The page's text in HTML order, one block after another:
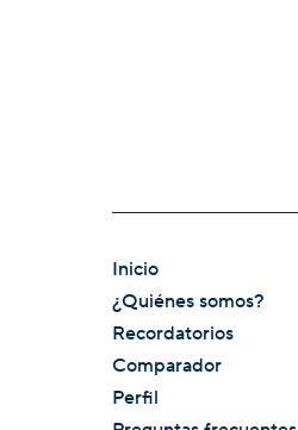
Inicio
¿Quiénes somos?
Recordatorios
Comparador
Perfil